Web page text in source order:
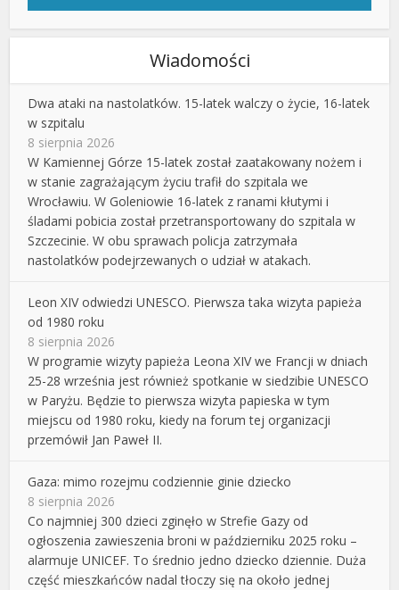
Wiadomości
Dwa ataki na nastolatków. 15-latek walczy o życie, 16-latek
w szpitalu
8 sierpnia 2026
W Kamiennej Górze 15-latek został zaatakowany nożem i
w stanie zagrażającym życiu trafił do szpitala we
Wrocławiu. W Goleniowie 16-latek z ranami kłutymi i
śladami pobicia został przetransportowany do szpitala w
Szczecinie. W obu sprawach policja zatrzymała
nastolatków podejrzewanych o udział w atakach.
Leon XIV odwiedzi UNESCO. Pierwsza taka wizyta papieża
od 1980 roku
8 sierpnia 2026
W programie wizyty papieża Leona XIV we Francji w dniach
25-28 września jest również spotkanie w siedzibie UNESCO
w Paryżu. Będzie to pierwsza wizyta papieska w tym
miejscu od 1980 roku, kiedy na forum tej organizacji
przemówił Jan Paweł II.
Gaza: mimo rozejmu codziennie ginie dziecko
8 sierpnia 2026
Co najmniej 300 dzieci zginęło w Strefie Gazy od
ogłoszenia zawieszenia broni w październiku 2025 roku –
alarmuje UNICEF. To średnio jedno dziecko dziennie. Duża
część mieszkańców nadal tłoczy się na około jednej